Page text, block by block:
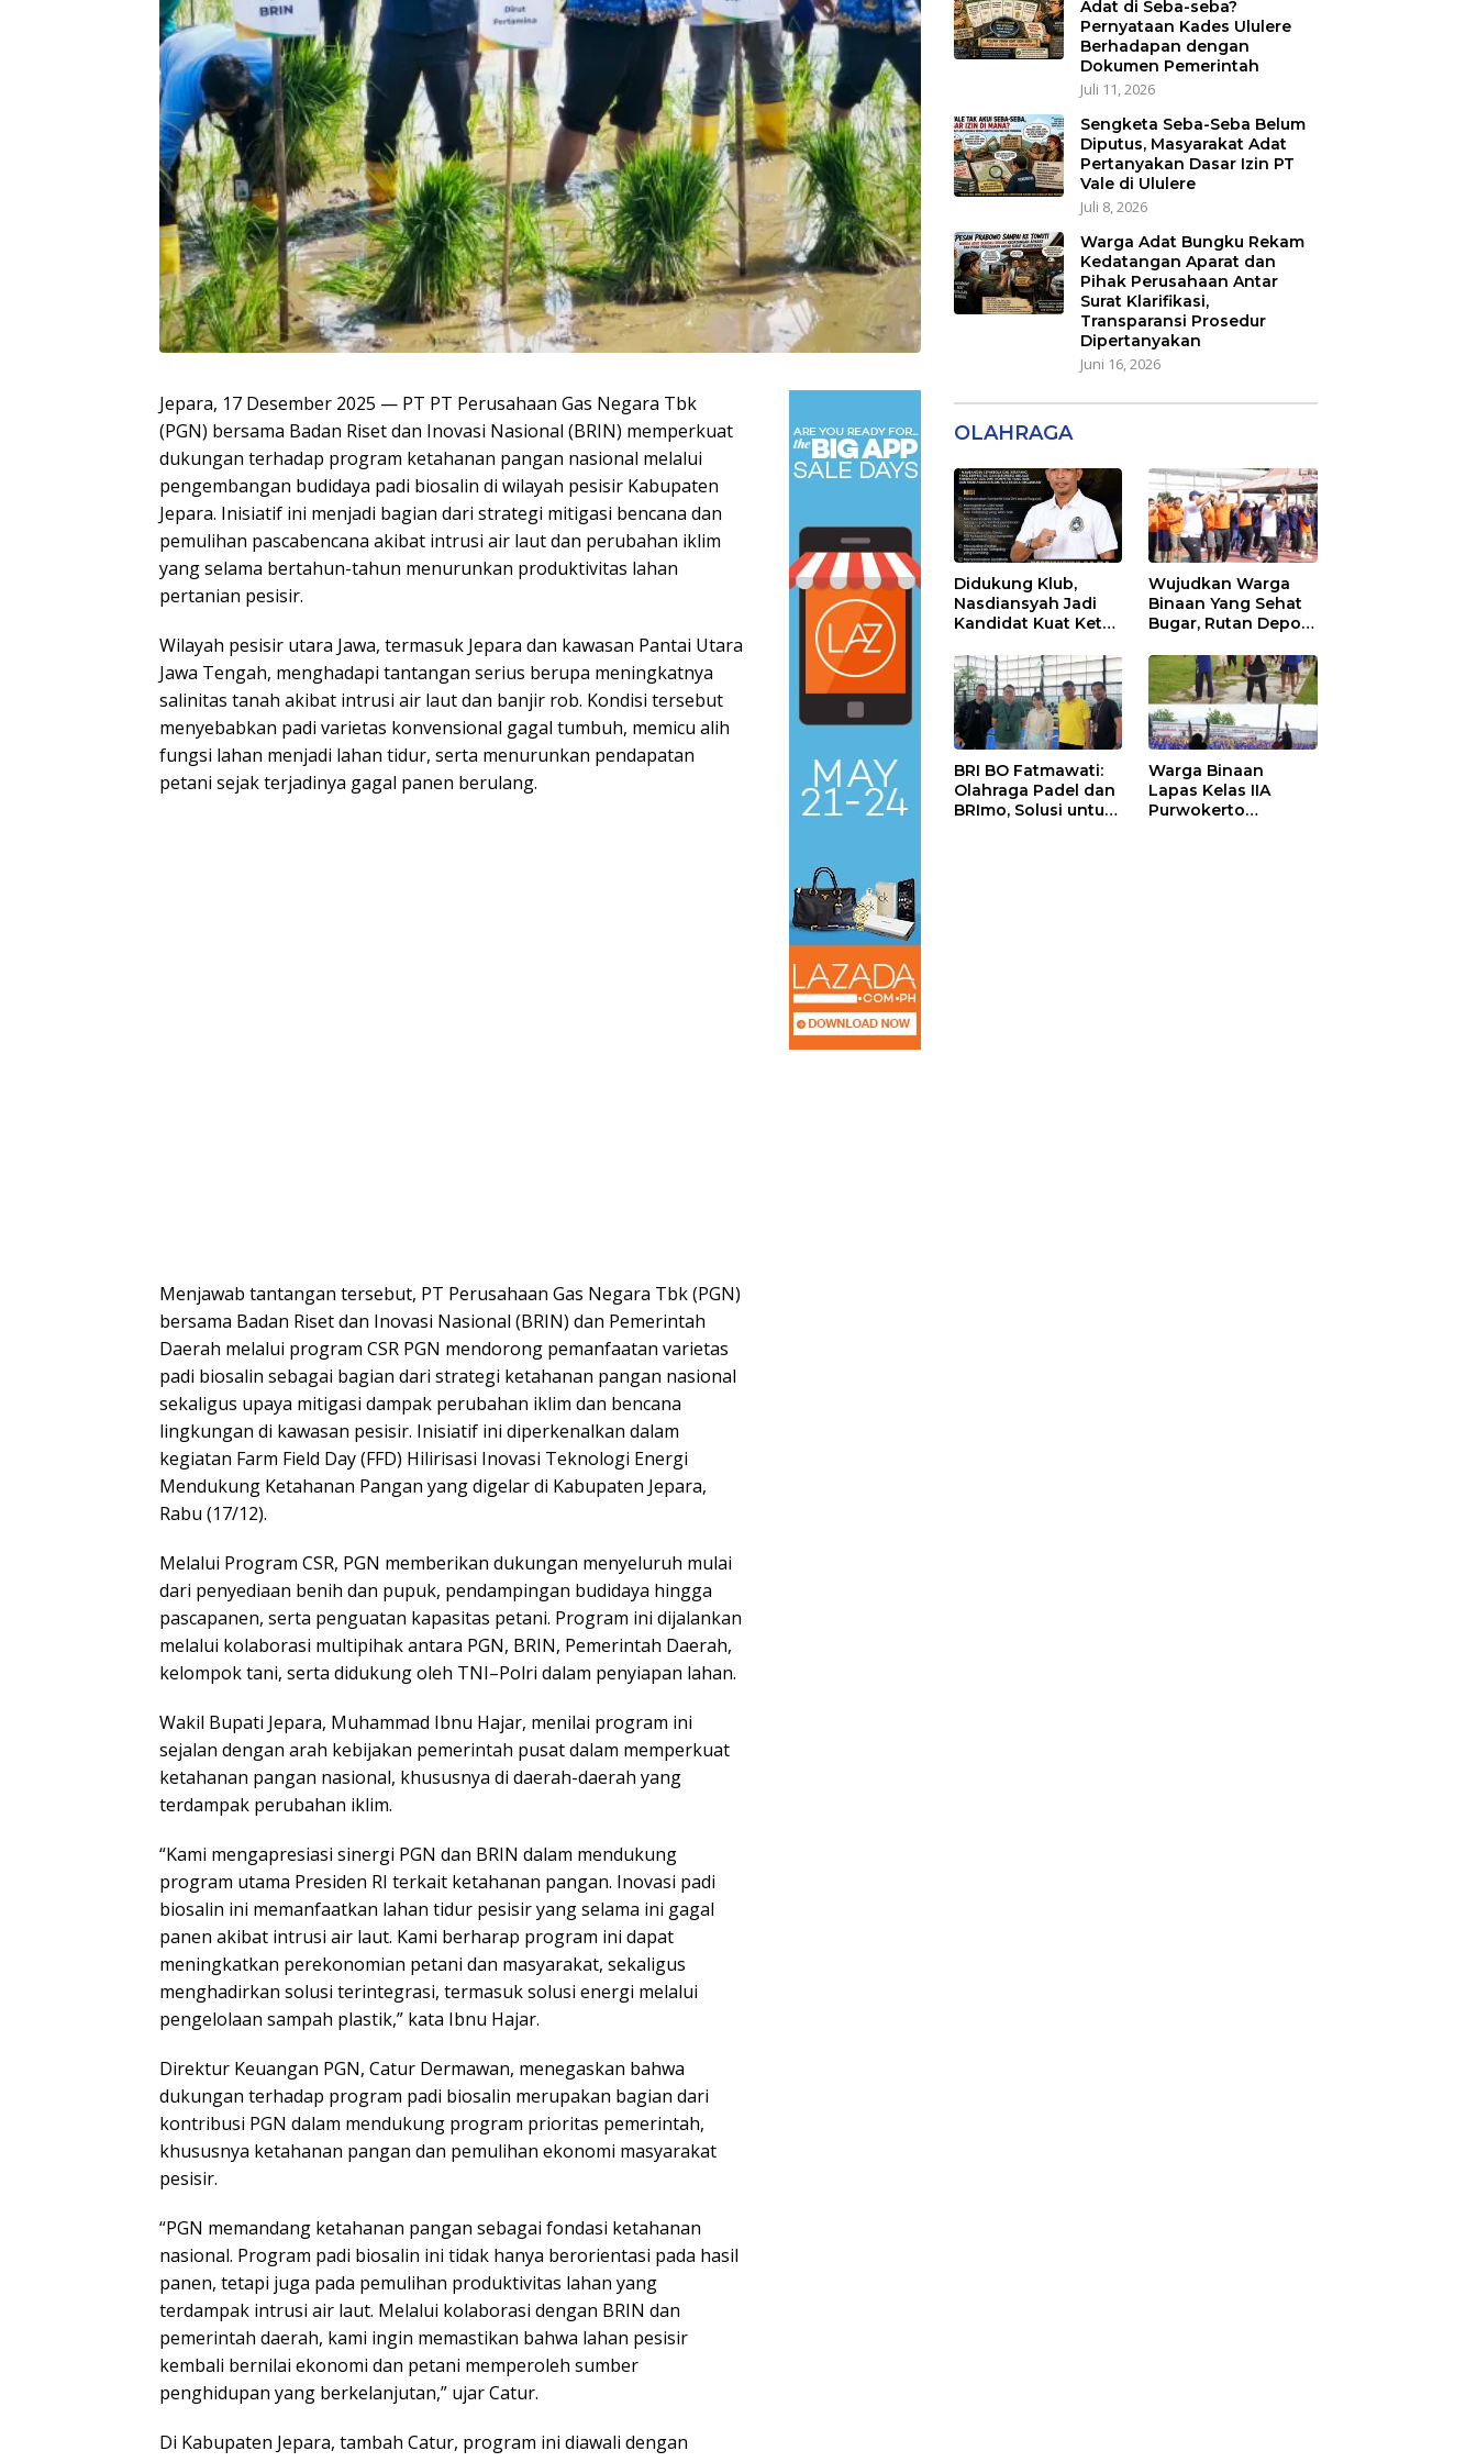
Jepara, 17 Desember 2025 — PT PT Perusahaan Gas Negara Tbk
(PGN) bersama Badan Riset dan Inovasi Nasional (BRIN) memperkuat
dukungan terhadap program ketahanan pangan nasional melalui
pengembangan budidaya padi biosalin di wilayah pesisir Kabupaten
Jepara. Inisiatif ini menjadi bagian dari strategi mitigasi bencana dan
pemulihan pascabencana akibat intrusi air laut dan perubahan iklim
yang selama bertahun-tahun menurunkan produktivitas lahan
pertanian pesisir.
Wilayah pesisir utara Jawa, termasuk Jepara dan kawasan Pantai Utara
Jawa Tengah, menghadapi tantangan serius berupa meningkatnya
salinitas tanah akibat intrusi air laut dan banjir rob. Kondisi tersebut
menyebabkan padi varietas konvensional gagal tumbuh, memicu alih
fungsi lahan menjadi lahan tidur, serta menurunkan pendapatan
petani sejak terjadinya gagal panen berulang.
Menjawab tantangan tersebut, PT Perusahaan Gas Negara Tbk (PGN)
bersama Badan Riset dan Inovasi Nasional (BRIN) dan Pemerintah
Daerah melalui program CSR PGN mendorong pemanfaatan varietas
padi biosalin sebagai bagian dari strategi ketahanan pangan nasional
sekaligus upaya mitigasi dampak perubahan iklim dan bencana
lingkungan di kawasan pesisir. Inisiatif ini diperkenalkan dalam
kegiatan Farm Field Day (FFD) Hilirisasi Inovasi Teknologi Energi
Mendukung Ketahanan Pangan yang digelar di Kabupaten Jepara,
Rabu (17/12).
Melalui Program CSR, PGN memberikan dukungan menyeluruh mulai
dari penyediaan benih dan pupuk, pendampingan budidaya hingga
pascapanen, serta penguatan kapasitas petani. Program ini dijalankan
melalui kolaborasi multipihak antara PGN, BRIN, Pemerintah Daerah,
kelompok tani, serta didukung oleh TNI–Polri dalam penyiapan lahan.
Wakil Bupati Jepara, Muhammad Ibnu Hajar, menilai program ini
sejalan dengan arah kebijakan pemerintah pusat dalam memperkuat
ketahanan pangan nasional, khususnya di daerah-daerah yang
terdampak perubahan iklim.
“Kami mengapresiasi sinergi PGN dan BRIN dalam mendukung
program utama Presiden RI terkait ketahanan pangan. Inovasi padi
biosalin ini memanfaatkan lahan tidur pesisir yang selama ini gagal
panen akibat intrusi air laut. Kami berharap program ini dapat
meningkatkan perekonomian petani dan masyarakat, sekaligus
menghadirkan solusi terintegrasi, termasuk solusi energi melalui
pengelolaan sampah plastik,” kata Ibnu Hajar.
Direktur Keuangan PGN, Catur Dermawan, menegaskan bahwa
dukungan terhadap program padi biosalin merupakan bagian dari
kontribusi PGN dalam mendukung program prioritas pemerintah,
khususnya ketahanan pangan dan pemulihan ekonomi masyarakat
pesisir.
“PGN memandang ketahanan pangan sebagai fondasi ketahanan
nasional. Program padi biosalin ini tidak hanya berorientasi pada hasil
panen, tetapi juga pada pemulihan produktivitas lahan yang
terdampak intrusi air laut. Melalui kolaborasi dengan BRIN dan
pemerintah daerah, kami ingin memastikan bahwa lahan pesisir
kembali bernilai ekonomi dan petani memperoleh sumber
penghidupan yang berkelanjutan,” ujar Catur.
Di Kabupaten Jepara, tambah Catur, program ini diawali dengan
Adat di Seba-seba?
Pernyataan Kades Ululere
Berhadapan dengan
Dokumen Pemerintah
Juli 11, 2026
Sengketa Seba-Seba Belum
Diputus, Masyarakat Adat
Pertanyakan Dasar Izin PT
Vale di Ululere
Juli 8, 2026
Warga Adat Bungku Rekam
Kedatangan Aparat dan
Pihak Perusahaan Antar
Surat Klarifikasi,
Transparansi Prosedur
Dipertanyakan
Juni 16, 2026
OLAHRAGA
Didukung Klub,
Nasdiansyah Jadi
Kandidat Kuat Ketua
Wujudkan Warga
Binaan Yang Sehat
Bugar, Rutan Depok
Bersama
BRI BO Fatmawati:
Olahraga Padel dan
BRImo, Solusi untuk
Warga Binaan
Lapas Kelas IIA
Purwokerto